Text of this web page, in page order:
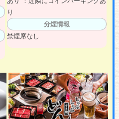
り
分煙情報
禁煙席なし